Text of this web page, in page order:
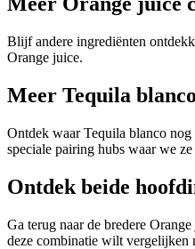
Blijf andere ingrediënten
Orange juice.
Meer Tequila
Ontdek waar Tequila blanco
speciale pairing hubs waar we ze
Ontdek beide
Ga terug naar de bredere
deze combinatie wilt vergelijken